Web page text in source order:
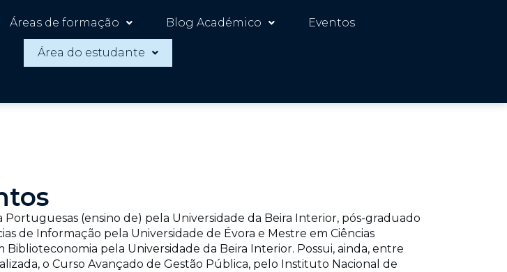
Áreas de formação Blog Académico Eventos
Área do estudante
(ensino de) pela Universidade da Beira Interior, pós-graduado
de Informação pela Universidade de Évora e Mestre em Ciências
Biblioteconomia pela Universidade da Beira Interior. Possui, ainda, entre
o Curso Avançado de Gestão Pública, pelo Instituto Nacional de